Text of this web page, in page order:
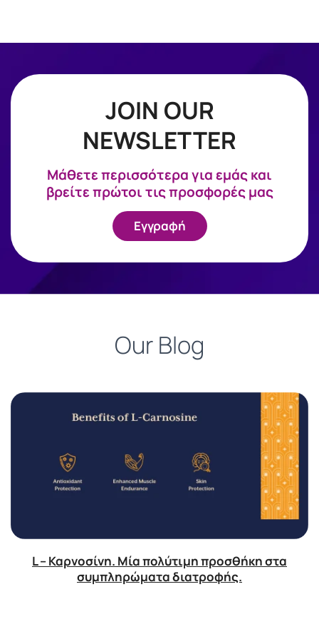
JOIN OUR
NEWSLETTER
Mάθετε περισσότερα για εμάς και
βρείτε πρώτοι τις προσφορές μας
Εγγραφή
Our Blog
L – Καρνοσίνη. Μία πολύτιμη προσθήκη στα
συμπληρώματα διατροφής.